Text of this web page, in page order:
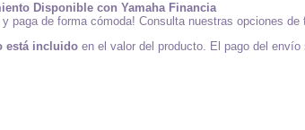
Disponible con Yamaha Financia
y paga de forma cómoda! Consulta nuestras opciones
está incluidoen el valor del producto. El pago del envío